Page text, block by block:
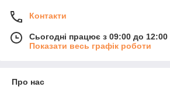
Контакти
Сьогодні працює з 09:00 до 12:00
Показати весь графік роботи
Про нас